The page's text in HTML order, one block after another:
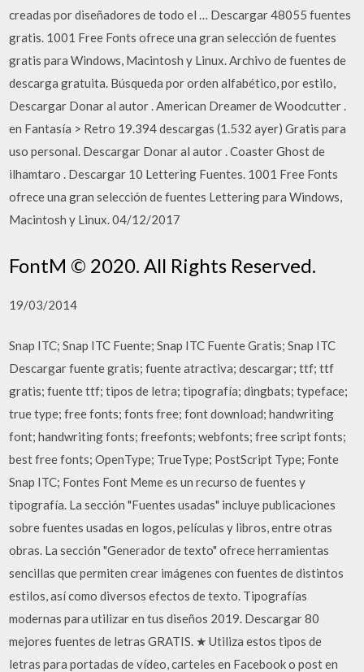
creadas por diseñadores de todo el … Descargar 48055 fuentes
gratis. 1001 Free Fonts ofrece una gran selección de fuentes
gratis para Windows, Macintosh y Linux. Archivo de fuentes de
descarga gratuita. Búsqueda por orden alfabético, por estilo,
Descargar Donar al autor . American Dreamer de Woodcutter .
en Fantasía > Retro 19.394 descargas (1.532 ayer) Gratis para
uso personal. Descargar Donar al autor . Coaster Ghost de
ilhamtaro . Descargar 10 Lettering Fuentes. 1001 Free Fonts
ofrece una gran selección de fuentes Lettering para Windows,
Macintosh y Linux. 04/12/2017
FontM © 2020. All Rights Reserved.
19/03/2014
Snap ITC; Snap ITC Fuente; Snap ITC Fuente Gratis; Snap ITC
Descargar fuente gratis; fuente atractiva; descargar; ttf; ttf
gratis; fuente ttf; tipos de letra; tipografía; dingbats; typeface;
true type; free fonts; fonts free; font download; handwriting
font; handwriting fonts; freefonts; webfonts; free script fonts;
best free fonts; OpenType; TrueType; PostScript Type; Fonte
Snap ITC; Fontes Font Meme es un recurso de fuentes y
tipografía. La sección "Fuentes usadas" incluye publicaciones
sobre fuentes usadas en logos, películas y libros, entre otras
obras. La sección "Generador de texto" ofrece herramientas
sencillas que permiten crear imágenes con fuentes de distintos
estilos, así como diversos efectos de texto. Tipografías
modernas para utilizar en tus diseños 2019. Descargar 80
mejores fuentes de letras GRATIS. ★ Utiliza estos tipos de
letras para portadas de vídeo, carteles en Facebook o post en